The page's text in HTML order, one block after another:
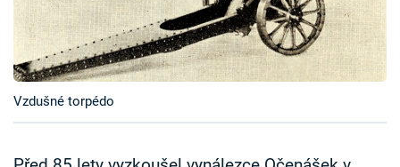
Časopis
Sledujte prima+
Vzdušné torpédo